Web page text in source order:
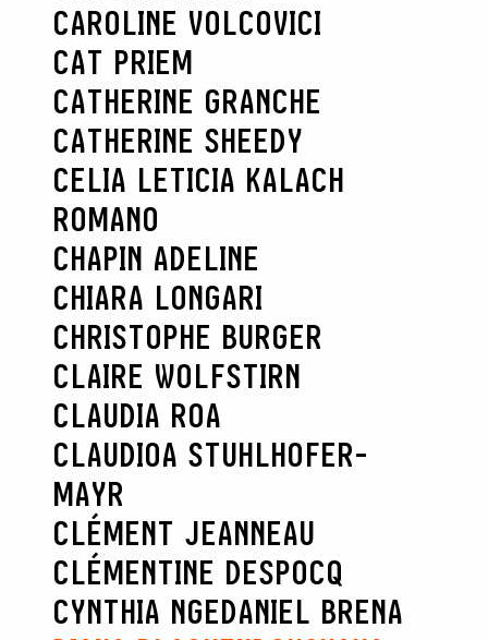
CAROLINE VOLCOVICI
CAT PRIEM
CATHERINE GRANCHE
CATHERINE SHEEDY
CELIA LETICIA KALACH
ROMANO
CHAPIN ADELINE
CHIARA LONGARI
CHRISTOPHE BURGER
CLAIRE WOLFSTIRN
CLAUDIA ROA
CLAUDIOA STUHLHOFER-
MAYR
CLÉMENT JEANNEAU
CLÉMENTINE DESPOCQ
CYNTHIA NGEDANIEL BRENA